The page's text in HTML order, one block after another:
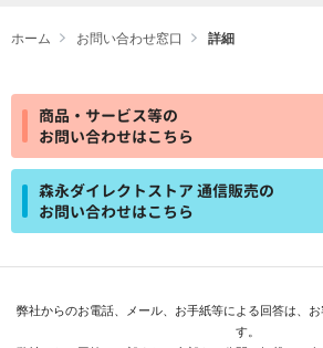
ホーム お問い合わせ窓口 詳細
商品・サービス等の
お問い合わせはこちら
森永ダイレクトストア 通信販売の
お問い合わせはこちら
弊社からのお電話、メール、お手紙等による回答は、
す。